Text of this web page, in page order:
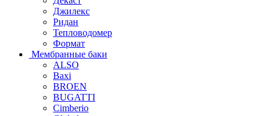
Джилекс
Ридан
Тепловодомер
Формат
Мембранные баки
ALSO
Baxi
BROEN
BUGATTI
Cimberio